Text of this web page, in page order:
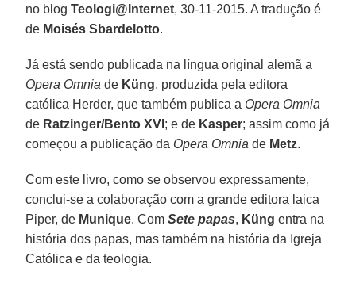
no blogTeologi@Internet, 30-11-2015. A tradução é
de Moisés Sbardelotto.
Já está sendo publicada na língua original alemã a
Opera Omnia de Küng, produzida pela editora
católica Herder, que também publica a Opera Omnia
de Ratzinger/Bento XVI ; e de Kasper; assim como já
começou a publicação da Opera Omnia de Metz.
Com este livro, como se observou expressamente,
conclui-se a colaboração com a grande editora laica
Piper, de Munique. ComSete papas, Küng entra na
história dos papas, mas também na história da Igreja
Católica e da teologia.